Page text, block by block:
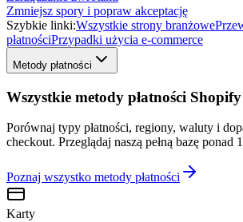
Zmniejsz spory i popraw akceptację
Szybkie linki:Wszystkie strony branżowe
płatnościPrzypadki użycia e-commerce
Metody płatności
Wszystkie metody płatności Shopify
Porównaj typy płatności, regiony, waluty i
checkout. Przeglądaj naszą pełną bazę ponad
Poznaj wszystko metody płatności
Karty